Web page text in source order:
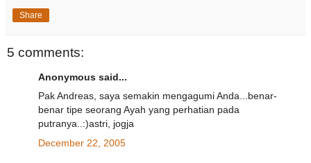
Share
5 comments:
Anonymous said...
Pak Andreas, saya semakin mengagumi Anda...benar-
benar tipe seorang Ayah yang perhatian pada
putranya..:)astri, jogja
December 22, 2005